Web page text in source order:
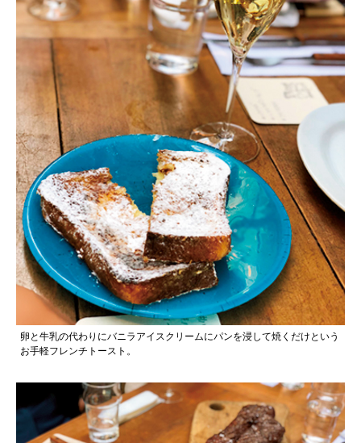
卵と牛乳の代わりにバニラアイスクリームにパンを浸して焼くだけという
お手軽フレンチトースト。